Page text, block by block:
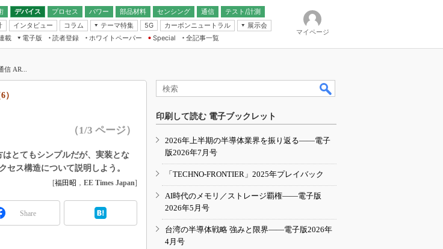
デバイス
プロセス パワー 部品材料 センシング
通信
無線
テスト/計測
インタビュー コラム
テーマ特集
AI
程
（EDN Japan）
ロニクス入門（EDN
5G カーボンニュートラル
展示会
IoT・エッジコンピューティング
EXPO
TECHNO-FRONTIER
人とくるま展
載
電子版
読者登録 ホワイトペーパー
Special
全記事一覧
マイページ
AR...
（1/3 ページ）
とてもシンプルだが、実装とな
セス構造について説明しよう。
[福田昭 ， EE Times Japan]
Share
印刷して読む 電子ブックレット
2026年上半期の半導体業界を振り返る――電子
版2026年7月号
「TECHNO-FRONTIER」2025年プレイバック
AI時代のメモリ／ストレージ覇権――電子版
2026年5月号
台湾の半導体戦略 強みと限界――電子版2026年
4月号